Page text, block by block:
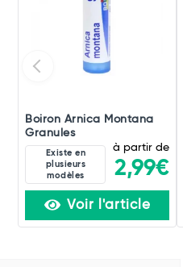
Boiron Arnica Montana
Granules
Existe en
plusieurs
modèles
à partir de
2,99€
Voir l'article